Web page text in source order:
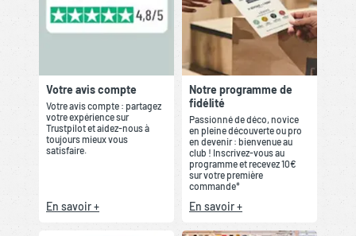
Votre avis compte
Votre avis compte : partagez
votre expérience sur
Trustpilot et aidez-nous à
toujours mieux vous
satisfaire.
En savoir +
Notre programme de
fidélité
Passionné de déco, novice
en pleine découverte ou pro
en devenir : bienvenue au
club ! Inscrivez-vous au
programme et recevez 10€
sur votre première
commande*
En savoir +